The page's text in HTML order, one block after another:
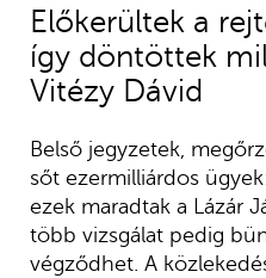
Előkerültek a
így döntöttek
Vitézy Dávid
Belső jegyzetek,
sőt ezermilliárdos
ezek maradtak a Lázár
több vizsgálat pedig
végződhet. A